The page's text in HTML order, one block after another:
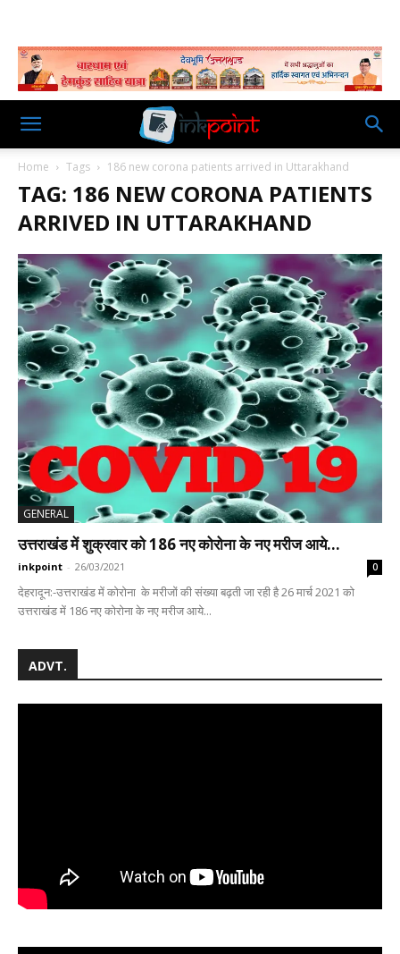
Home Tags 186 new corona patients arrived in Uttarakhand
TAG: 186 NEW CORONA PATIENTS
ARRIVED IN UTTARAKHAND
GENERAL
उत्तराखंड में शुक्रवार को 186 नए कोरोना के नए मरीज आये...
inkpoint - 26/03/2021 0
देहरादून:-उत्तराखंड में कोरोना के मरीजों की संख्या बढ़ती जा रही है 26 मार्च 2021 को
उत्तराखंड में 186 नए कोरोना के नए मरीज आये...
ADVT.